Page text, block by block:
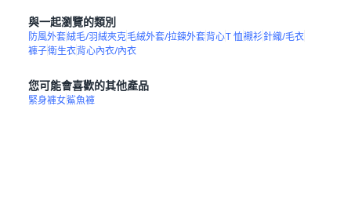
與一起瀏覽的類別
防風外套絨毛/羽絨夾克毛絨外套/拉鍊外套背心T 恤襯衫針織/毛衣
褲子衛生衣背心內衣/內衣
您可能會喜歡的其他產品
緊身褲女鯊魚褲